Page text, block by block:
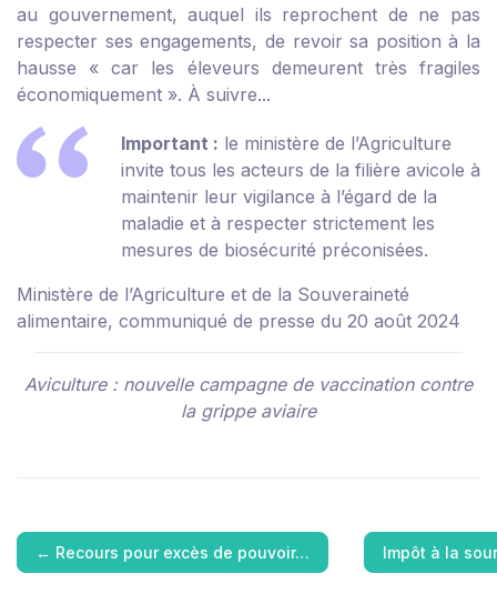
au gouvernement, auquel ils reprochent de ne pas
respecter ses engagements, de revoir sa position à la
hausse « car les éleveurs demeurent très fragiles
économiquement ». À suivre...
Important : le ministère de l’Agriculture
invite tous les acteurs de la filière avicole à
maintenir leur vigilance à l’égard de la
maladie et à respecter strictement les
mesures de biosécurité préconisées.
Ministère de l’Agriculture et de la Souveraineté
alimentaire, communiqué de presse du 20 août 2024
Aviculture : nouvelle campagne de vaccination contre
la grippe aviaire
← Recours pour excès de pouvoir… Impôt à la